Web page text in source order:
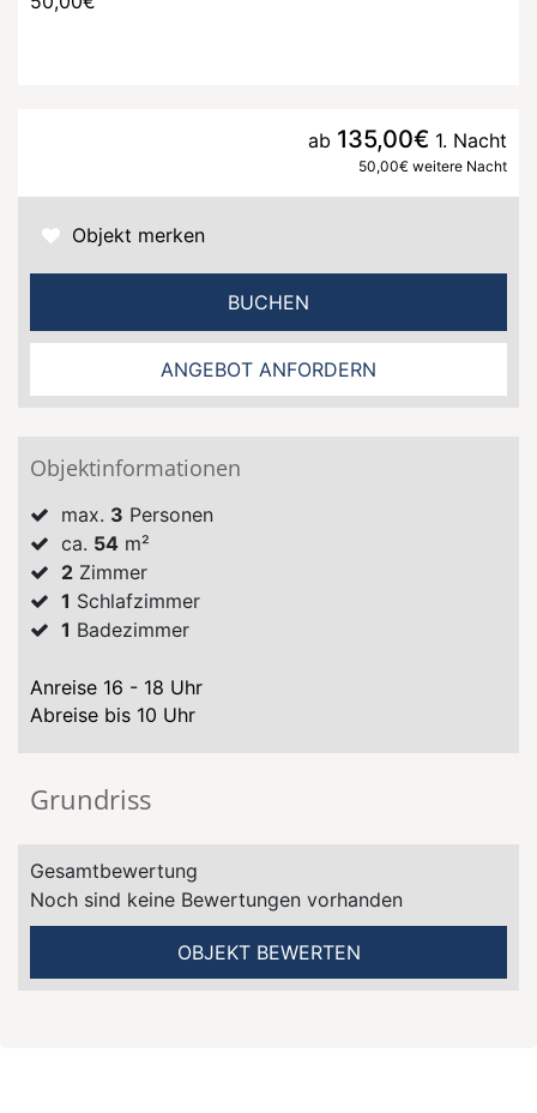
ab 135,00€ 1. Nacht
50,00€ weitere Nacht
Objekt merken
BUCHEN
ANGEBOT ANFORDERN
Objektinformationen
max. 3 Personen
ca. 54 m²
2 Zimmer
1 Schlafzimmer
1 Badezimmer
Anreise 16 - 18 Uhr
Abreise bis 10 Uhr
Grundriss
Gesamtbewertung
Noch sind keine Bewertungen vorhanden
OBJEKT BEWERTEN